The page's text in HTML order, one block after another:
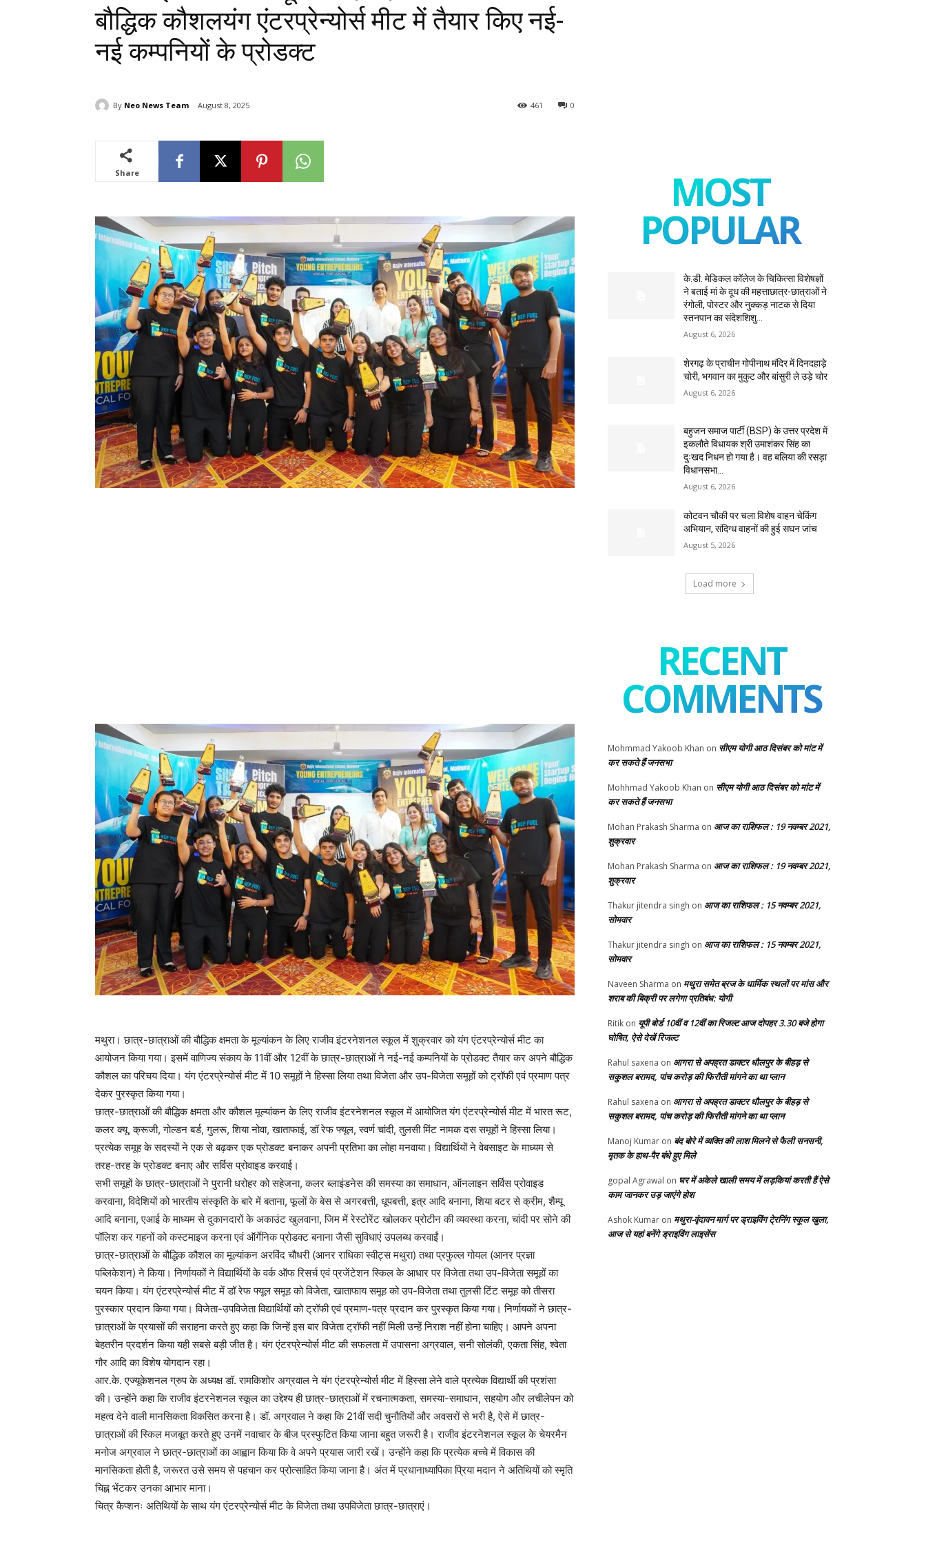
बौद्धिक कौशलयंग एंटरप्रेन्योर्स मीट में तैयार किए नई-
नई कम्पनियों के प्रोडक्ट
By Neo News Team August 8, 2025 0
461
Share
मथुरा। छात्र-छात्राओं की बौद्धिक क्षमता के मूल्यांकन के लिए राजीव इंटरनेशनल स्कूल में शुक्रवार को यंग एंटरप्रेन्योर्स मीट का
आयोजन किया गया। इसमें वाणिज्य संकाय के 11वीं और 12वीं के छात्र-छात्राओं ने नई-नई कम्पनियों के प्रोडक्ट तैयार कर अपने बौद्धिक
कौशल का परिचय दिया। यंग एंटरप्रेन्योर्स मीट में 10 समूहों ने हिस्सा लिया तथा विजेता और उप-विजेता समूहों को ट्रॉफी एवं प्रमाण पत्र
देकर पुरस्कृत किया गया।
छात्र-छात्राओं की बौद्धिक क्षमता और कौशल मूल्यांकन के लिए राजीव इंटरनेशनल स्कूल में आयोजित यंग एंटरप्रेन्योर्स मीट में भारत रूट,
कलर क्यू, क्रूजी, गोल्डन बर्ड, गुलरू, शिया नोवा, खाताफाई, डॉ रेफ फ्यूल, स्वर्ण चांदी, तुलसी मिंट नामक दस समूहों ने हिस्सा लिया।
प्रत्येक समूह के सदस्यों ने एक से बढ़कर एक प्रोडक्ट बनाकर अपनी प्रतिभा का लोहा मनवाया। विद्यार्थियों ने वेबसाइट के माध्यम से
तरह-तरह के प्रोडक्ट बनाए और सर्विस प्रोवाइड करवाई।
सभी समूहों के छात्र-छात्राओं ने पुरानी धरोहर को सहेजना, कलर ब्लाइंडनेस की समस्या का समाधान, ऑनलाइन सर्विस प्रोवाइड
करवाना, विदेशियों को भारतीय संस्कृति के बारे में बताना, फूलों के बेस से अगरबत्ती, धूपबत्ती, इत्र आदि बनाना, शिया बटर से क्रीम, शैम्पू
आदि बनाना, एआई के माध्यम से दुकानदारों के अकाउंट खुलवाना, जिम में रेस्टोरेंट खोलकर प्रोटीन की व्यवस्था करना, चांदी पर सोने की
पॉलिश कर गहनों को कस्टमाइज करना एवं ऑर्गेनिक प्रोडक्ट बनाना जैसी सुविधाएं उपलब्ध करवाईं।
छात्र-छात्राओं के बौद्धिक कौशल का मूल्यांकन अरविंद चौधरी (आनर राधिका स्वीट्स मथुरा) तथा प्रफुल्ल गोयल (आनर प्रज्ञा
पब्लिकेशन) ने किया। निर्णायकों ने विद्यार्थियों के वर्क ऑफ रिसर्च एवं प्रजेंटेशन स्किल के आधार पर विजेता तथा उप-विजेता समूहों का
चयन किया। यंग एंटरप्रेन्योर्स मीट में डॉ रेफ फ्यूल समूह को विजेता, खाताफाय समूह को उप-विजेता तथा तुलसी टिंट समूह को तीसरा
पुरस्कार प्रदान किया गया। विजेता-उपविजेता विद्यार्थियों को ट्रॉफी एवं प्रमाण-पत्र प्रदान कर पुरस्कृत किया गया। निर्णायकों ने छात्र-
छात्राओं के प्रयासों की सराहना करते हुए कहा कि जिन्हें इस बार विजेता ट्रॉफी नहीं मिली उन्हें निराश नहीं होना चाहिए। आपने अपना
बेहतरीन प्रदर्शन किया यही सबसे बड़ी जीत है। यंग एंटरप्रेन्योर्स मीट की सफलता में उपासना अग्रवाल, सनी सोलंकी, एकता सिंह, श्वेता
गौर आदि का विशेष योगदान रहा।
आर.के. एज्यूकेशनल ग्रुप के अध्यक्ष डॉ. रामकिशोर अग्रवाल ने यंग एंटरप्रेन्योर्स मीट में हिस्सा लेने वाले प्रत्येक विद्यार्थी की प्रशंसा
की। उन्होंने कहा कि राजीव इंटरनेशनल स्कूल का उद्देश्य ही छात्र-छात्राओं में रचनात्मकता, समस्या-समाधान, सहयोग और लचीलेपन को
महत्व देने वाली मानसिकता विकसित करना है। डॉ. अग्रवाल ने कहा कि 21वीं सदी चुनौतियों और अवसरों से भरी है, ऐसे में छात्र-
छात्राओं की स्किल मजबूत करते हुए उनमें नवाचार के बीज प्रस्फुटित किया जाना बहुत जरूरी है। राजीव इंटरनेशनल स्कूल के चेयरमैन
मनोज अग्रवाल ने छात्र-छात्राओं का आह्वान किया कि वे अपने प्रयास जारी रखें। उन्होंने कहा कि प्रत्येक बच्चे में विकास की
मानसिकता होती है, जरूरत उसे समय से पहचान कर प्रोत्साहित किया जाना है। अंत में प्रधानाध्यापिका प्रिया मदान ने अतिथियों को स्मृति
चिह्न भेंटकर उनका आभार माना।
चित्र कैप्शनः अतिथियों के साथ यंग एंटरप्रेन्योर्स मीट के विजेता तथा उपविजेता छात्र-छात्राएं।
MOST
POPULAR
के.डी. मेडिकल कॉलेज के चिकित्सा विशेषज्ञों
ने बताई मां के दूध की महत्ताछात्र-छात्राओं ने
रंगोली, पोस्टर और नुक्कड़ नाटक से दिया
स्तनपान का संदेशशिशु...
August 6, 2026
शेरगढ़ के प्राचीन गोपीनाथ मंदिर में दिनदहाड़े
चोरी, भगवान का मुकुट और बांसुरी ले उड़े चोर
August 6, 2026
बहुजन समाज पार्टी (BSP) के उत्तर प्रदेश में
इकलौते विधायक श्री उमाशंकर सिंह का
दुःखद निधन हो गया है। वह बलिया की रसड़ा
विधानसभा...
August 6, 2026
कोटवन चौकी पर चला विशेष वाहन चेकिंग
अभियान, संदिग्ध वाहनों की हुई सघन जांच
August 5, 2026
Load more
RECENT
COMMENTS
Mohmmad Yakoob Khan on सीएम योगी आठ दिसंबर को मांट में
कर सकते हैं जनसभा
Mohhmad Yakoob Khan on सीएम योगी आठ दिसंबर को मांट में
कर सकते हैं जनसभा
Mohan Prakash Sharma on आज का राशिफल : 19 नवम्बर 2021,
शुक्रवार
Mohan Prakash Sharma on आज का राशिफल : 19 नवम्बर 2021,
शुक्रवार
Thakur jitendra singh on आज का राशिफल : 15 नवम्बर 2021,
सोमवार
Thakur jitendra singh on आज का राशिफल : 15 नवम्बर 2021,
सोमवार
Naveen Sharma on मथुरा समेत ब्रज के धार्मिक स्थलों पर मांस और
शराब की बिक्री पर लगेगा प्रतिबंध: योगी
Ritik on यूपी बोर्ड 10वीं व 12वीं का रिजल्ट आज दोपहर 3.30 बजे होगा
घोषित, ऐसे देखें रिजल्ट
Rahul saxena on आगरा से अपह्रत डाक्टर धौलपुर के बीहड़ से
सकुशल बरामद, पांच करोड़ की फिरौती मांगने का था प्लान
Rahul saxena on आगरा से अपह्रत डाक्टर धौलपुर के बीहड़ से
सकुशल बरामद, पांच करोड़ की फिरौती मांगने का था प्लान
Manoj Kumar on बंद बोरे में व्यक्ति की लाश मिलने से फैली सनसनी,
मृतक के हाथ-पैर बंधे हुए मिले
gopal Agrawal on घर में अकेले खाली समय में लड़कियां करती हैं ऐसे
काम जानकर उड़ जाएंगे होश
Ashok Kumar on मथुरा-वृंदावन मार्ग पर ड्राइविंग टे्रनिंग स्कूल खुला,
आज से यहां बनेंगे ड्राइविंग लाइसेंस